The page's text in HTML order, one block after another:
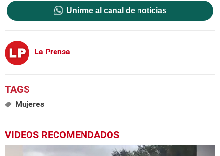
Unirme al canal de noticias
La Prensa
Mujeres
VIDEOS RECOMENDADOS